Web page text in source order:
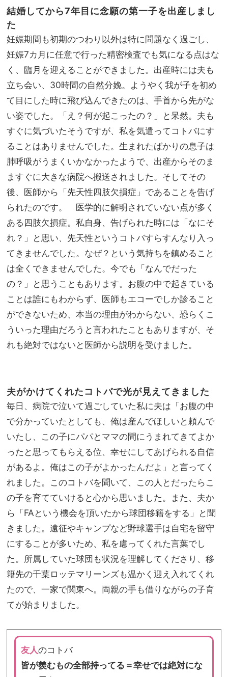
結婚してから7年目に念願の第一子を出産しまし
た
妊娠期間も初期のつわり以外は特に問題なく過ごし、
妊娠7カ月に任意で行った精密検査でも気になる点はな
く、臨月を迎えることができました。出産時には夫も
立ち会い、30時間の自然分娩。ようやく我が子を初め
て目にした時に飛び込んできたのは、手首から先がな
い姿でした。「え？何が起こったの？」と呆然。夫も
すぐに気づいたそうですが、私を気遣ってコトバにす
ることはありませんでした。生まれたばかりの息子は
肺呼吸がうまくいかなかったようで、出産からそのま
ますぐに大きな病院へ搬送されました。そしてその
後、医師から「先天性四肢欠損症」であることを告げ
られたのです。 医学的に解明されていない点が多く
ある四肢欠損症。私自身、告げられた時には「なにそ
れ？」と思い、先天性というコトバすらすんなり入っ
てきませんでした。なぜ？という気持ちを鎮めること
は全くできませんでした。今でも「なんでだった
の？」と思うこともあります。お腹の中で起きている
ことは誰にもわからず、医師もエコーでしか診ること
ができないため、本当の理由がわからない、恐らくこ
ういった理由だろうと言われたこともありますが、そ
れも絶対ではないと医師から説明を受けました。
夫がかけてくれたコトバで光が見えてきました
毎日、病院で泣いて過ごしていた私に夫は「お腹の中
で分かっていたとしても、俺は産んでほしいと頼んで
いたし、この子にパパとママの間にうまれてきてよか
ったと思ってもらえる位、幸せにしてあげられる自信
があるよ。俺はこの子がよかったんだよ」と言ってく
れました。このコトバを聞いて、この人とだったらこ
の子を育てていけると心から思いました。また、夫か
ら「FAという機会を頂いたから球団移籍をする」と聞
きました。遠征やキャンプなど野球選手は自宅を留守
にすることが多いため、私を慮ってくれた言葉でし
た。所属していた球団も状況を理解してくださり、移
籍先の千葉ロッテマリーンズも温かく迎え入れてくれ
たので、一家で関東へ。両親の手も借りながらの子育
てが始まりました。
友人のコトバ
皆が羨むもの全部持ってる＝幸せでは絶対にな